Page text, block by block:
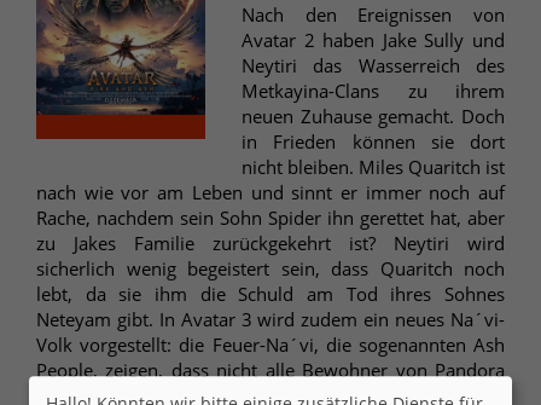
Nach den Ereignissen von
Avatar 2 haben Jake Sully und
Neytiri das Wasserreich des
Metkayina-Clans zu ihrem
neuen Zuhause gemacht. Doch
in Frieden können sie dort
nicht bleiben. Miles Quaritch ist
nach wie vor am Leben und sinnt er immer noch auf
Rache, nachdem sein Sohn Spider ihn gerettet hat, aber
zu Jakes Familie zurückgekehrt ist? Neytiri wird
sicherlich wenig begeistert sein, dass Quaritch noch
lebt, da sie ihm die Schuld am Tod ihres Sohnes
Neteyam gibt. In Avatar 3 wird zudem ein neues Na´vi-
Volk vorgestellt: die Feuer-Na´vi, die sogenannten Ash
People, zeigen, dass nicht alle Bewohner von Pandora
gutherzig sind. Der dritte Teil der Avatar-Reihe knüpft